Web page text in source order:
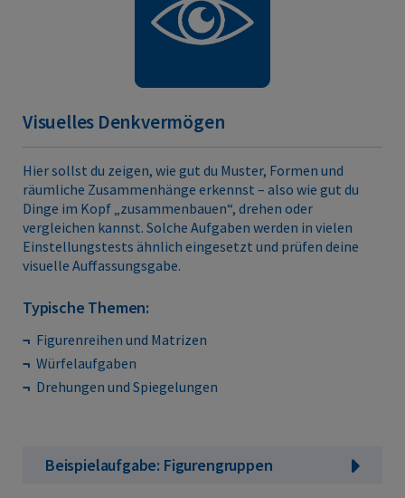
Visuelles Denkvermögen
Hier sollst du zeigen, wie gut du Muster, Formen und
räumliche Zusammenhänge erkennst – also wie gut du
Dinge im Kopf „zusammenbauen“, drehen oder
vergleichen kannst. Solche Aufgaben werden in vielen
Einstellungstests ähnlich eingesetzt und prüfen deine
visuelle Auffassungsgabe.
Typische Themen:
Figurenreihen und Matrizen
Würfelaufgaben
Drehungen und Spiegelungen
Beispielaufgabe: Figurengruppen